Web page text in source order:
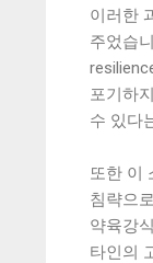
이러한
주었습
포기하
수 있다
또한 이
침략으
약육강
타인의